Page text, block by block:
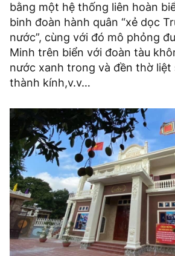
bằng một hệ thống liên hoàn
binh đoàn hành quân “xẻ dọc
nước”, cùng với đó mô phỏng
Minh trên biển với đoàn tàu
nước xanh trong và đền thờ liệt
thành kính,v.v…